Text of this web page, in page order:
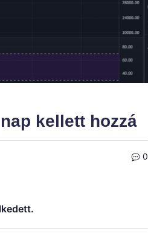
kellett hozzá
0